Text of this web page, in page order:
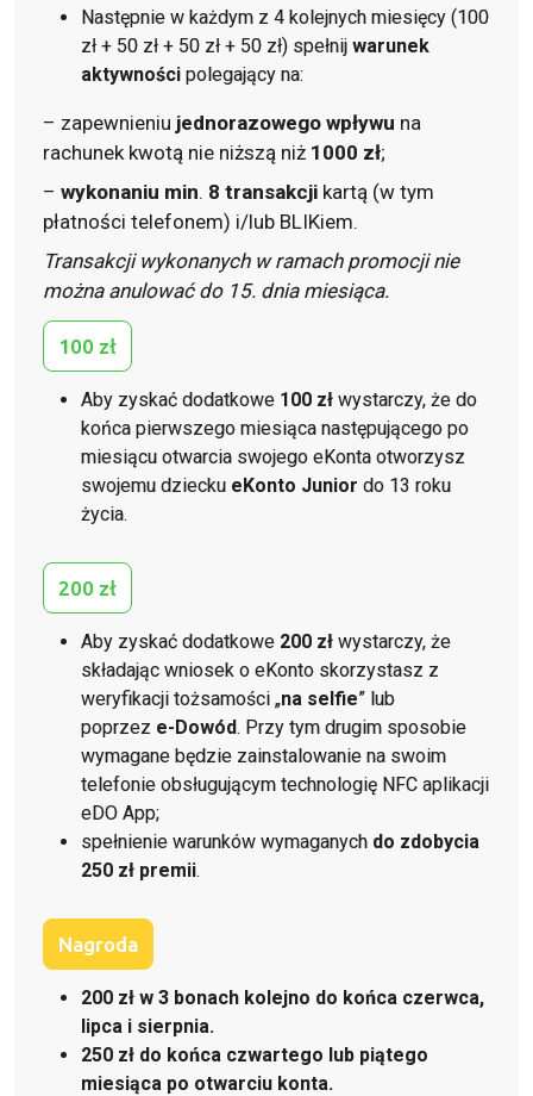
Następnie w każdym z 4 kolejnych miesięcy (100
zł + 50 zł + 50 zł + 50 zł) spełnij warunek
aktywności polegający na:
– zapewnieniu jednorazowego wpływu na
rachunek kwotą nie niższą niż 1000 zł;
– wykonaniu min. 8 transakcji kartą (w tym
płatności telefonem) i/lub BLIKiem.
Transakcji wykonanych w ramach promocji nie
można anulować do 15. dnia miesiąca.
100 zł
Aby zyskać dodatkowe 100 zł wystarczy, że do
końca pierwszego miesiąca następującego po
miesiącu otwarcia swojego eKonta otworzysz
swojemu dziecku eKonto Junior do 13 roku
życia.
200 zł
Aby zyskać dodatkowe 200 zł wystarczy, że
składając wniosek o eKonto skorzystasz z
weryfikacji tożsamości „na selfie” lub
poprzez e-Dowód. Przy tym drugim sposobie
wymagane będzie zainstalowanie na swoim
telefonie obsługującym technologię NFC aplikacji
eDO App;
spełnienie warunków wymaganych do zdobycia
250 zł premii.
Nagroda
200 zł w 3 bonach kolejno do końca czerwca,
lipca i sierpnia.
250 zł do końca czwartego lub piątego
miesiąca po otwarciu konta.